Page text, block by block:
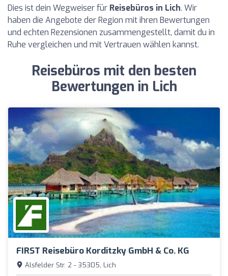
Dies ist dein Wegweiser für Reisebüros in Lich. Wir
haben die Angebote der Region mit ihren Bewertungen
und echten Rezensionen zusammengestellt, damit du in
Ruhe vergleichen und mit Vertrauen wählen kannst.
Reisebüros mit den besten
Bewertungen in Lich
FIRST Reisebüro Korditzky GmbH & Co. KG
Alsfelder Str. 2 - 35305, Lich